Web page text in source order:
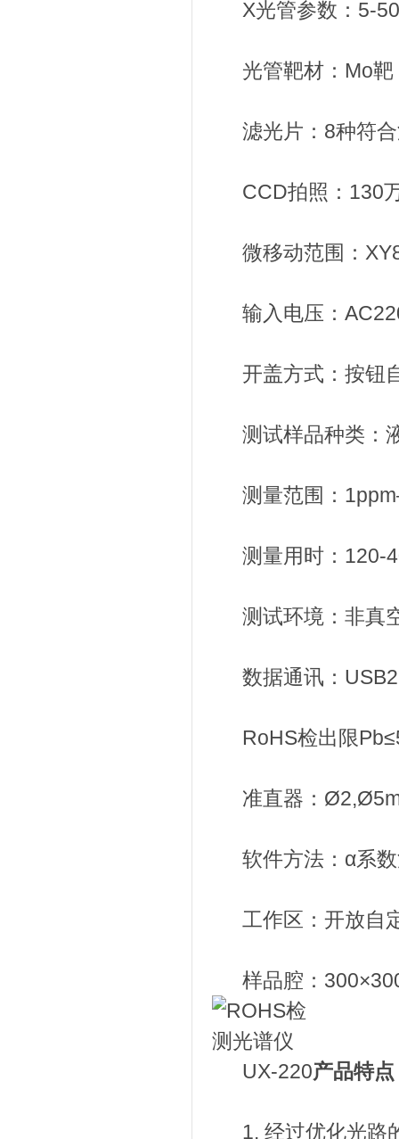
X光管参数：5-
光管靶材：Mo靶
滤光片：8种符合
CCD拍照：130
微移动范围：
输入电压：
开盖方式：按钮
测试样品种类：
测量范围：
测量用时：120-
测试环境：非真
数据通讯：
RoHS检出限
准直器：
软件方法：α系数
工作区：开放自
样品腔：
UX-220产品特点
1. 经过优化光路的